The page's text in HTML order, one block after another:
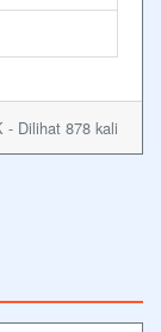
- Dilihat 878 kali